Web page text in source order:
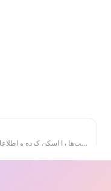
یک ابزار کارآمد برای استخراج محتوای ویدئویی از وب‌سایت‌ها که می‌تواند به سرعت وب‌سایت‌ها را اسکن کرده و اطلاعات ویدیو را به صورت جدول ساختاریافته Markdown سازماندهی کند.